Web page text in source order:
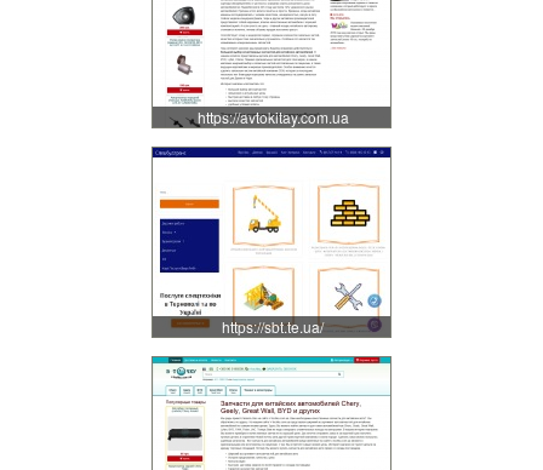
https://avtokitay.com.ua
https://sbt.te.ua/